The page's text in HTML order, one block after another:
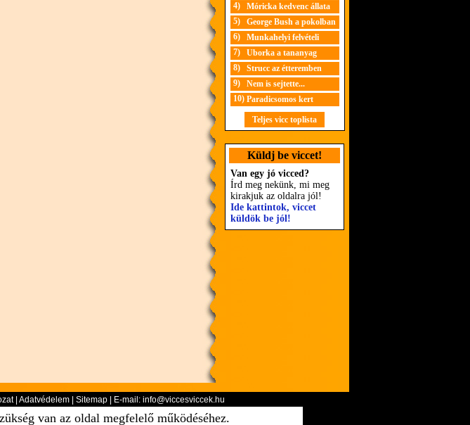
4)
Móricka kedvenc állata
5)
George Bush a pokolban
6)
Munkahelyi felvételi
7)
Uborka a tananyag
8)
Strucc az étteremben
9)
Nem is sejtette...
10) Paradicsomos kert
Teljes vicc toplista
Küldj be viccet!
Van egy jó vicced?
Írd meg nekünk, mi meg
kirakjuk az oldalra jól!
Ide kattintok, viccet
küldök be jól!
| Adatvédelem Sitemap | E-mail: info@viccesviccek.hu
van az oldal megfelelő működéséhez.